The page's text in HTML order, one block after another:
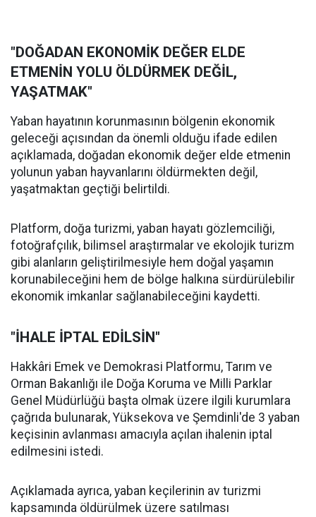
"DOĞADAN EKONOMİK DEĞER ELDE
ETMENİN YOLU ÖLDÜRMEK DEĞİL,
YAŞATMAK"
Yaban hayatının korunmasının bölgenin ekonomik
geleceği açısından da önemli olduğu ifade edilen
açıklamada, doğadan ekonomik değer elde etmenin
yolunun yaban hayvanlarını öldürmekten değil,
yaşatmaktan geçtiği belirtildi.
Platform, doğa turizmi, yaban hayatı gözlemciliği,
fotoğrafçılık, bilimsel araştırmalar ve ekolojik turizm
gibi alanların geliştirilmesiyle hem doğal yaşamın
korunabileceğini hem de bölge halkına sürdürülebilir
ekonomik imkanlar sağlanabileceğini kaydetti.
"İHALE İPTAL EDİLSİN"
Hakkâri Emek ve Demokrasi Platformu, Tarım ve
Orman Bakanlığı ile Doğa Koruma ve Milli Parklar
Genel Müdürlüğü başta olmak üzere ilgili kurumlara
çağrıda bulunarak, Yüksekova ve Şemdinli'de 3 yaban
keçisinin avlanması amacıyla açılan ihalenin iptal
edilmesini istedi.
Açıklamada ayrıca, yaban keçilerinin av turizmi
kapsamında öldürülmek üzere satılması